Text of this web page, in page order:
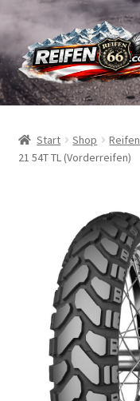
Zur
Navigation
springen
Zum
Inhalt
springen
Reifen
Schläuche
Marken
Reifentests
Kontakt
Start Shop Reifen
21 54T TL (Vorderreifen)